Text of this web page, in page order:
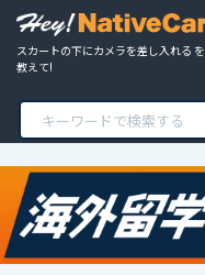
スカートの下にカメラを差し入れる
教えて!